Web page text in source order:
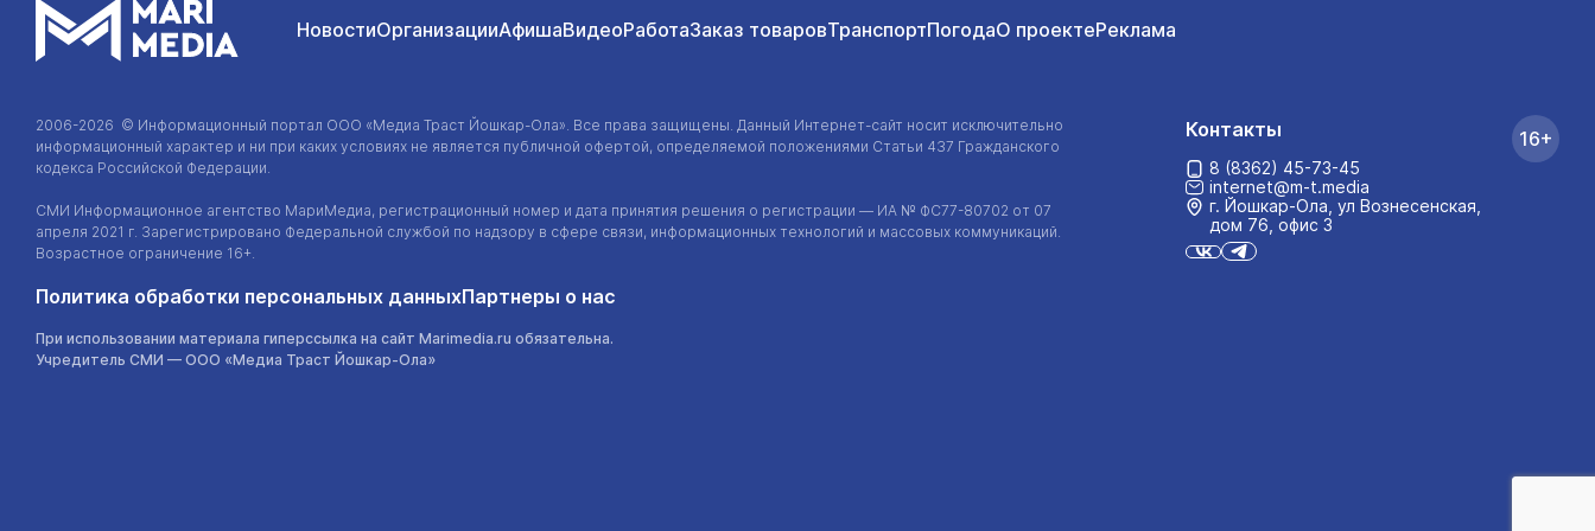
НовостиОрганизацииАфишаВидеоРаботаЗаказ товаровТранспортПогодаО проектеРеклама
2006-2026 © Информационный портал ООО «Медиа Траст Йошкар-Ола». Все права защищены. Данный Интернет-сайт носит исключительно
информационный характер и ни при каких условиях не является публичной офертой, определяемой положениями Статьи 437 Гражданского
кодекса Российской Федерации.
СМИ Информационное агентство МариМедиа, регистрационный номер и дата принятия решения о регистрации — ИА № ФС77-80702 от 07
апреля 2021 г. Зарегистрировано Федеральной службой по надзору в сфере связи, информационных технологий и массовых коммуникаций.
Возрастное ограничение 16+.
Политика обработки персональных данныхПартнеры о нас
При использовании материала гиперссылка на сайт Marimedia.ru обязательна.
Учредитель СМИ — ООО «Медиа Траст Йошкар-Ола»
Контакты
8 (8362) 45-73-45
internet@m-t.media
г. Йошкар‑Ола, ул Вознесенская,
дом 76, офис 3
16+